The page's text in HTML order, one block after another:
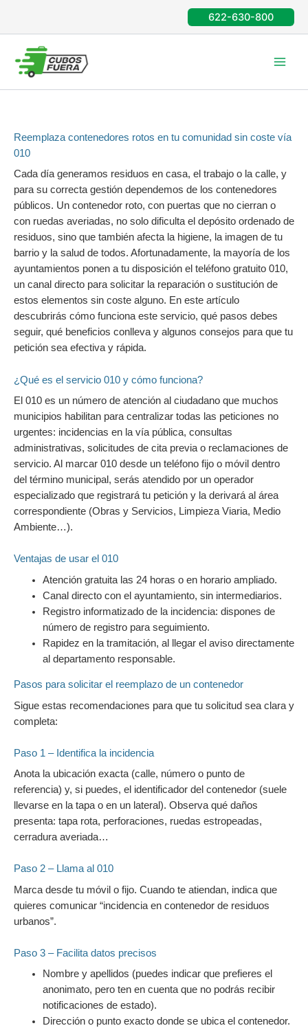
622-630-800
Reemplaza contenedores rotos en tu comunidad sin coste vía
010
Cada día generamos residuos en casa, el trabajo o la calle, y
para su correcta gestión dependemos de los contenedores
públicos. Un contenedor roto, con puertas que no cierran o
con ruedas averiadas, no solo dificulta el depósito ordenado de
residuos, sino que también afecta la higiene, la imagen de tu
barrio y la salud de todos. Afortunadamente, la mayoría de los
ayuntamientos ponen a tu disposición el teléfono gratuito 010,
un canal directo para solicitar la reparación o sustitución de
estos elementos sin coste alguno. En este artículo
descubrirás cómo funciona este servicio, qué pasos debes
seguir, qué beneficios conlleva y algunos consejos para que tu
petición sea efectiva y rápida.
¿Qué es el servicio 010 y cómo funciona?
El 010 es un número de atención al ciudadano que muchos
municipios habilitan para centralizar todas las peticiones no
urgentes: incidencias en la vía pública, consultas
administrativas, solicitudes de cita previa o reclamaciones de
servicio. Al marcar 010 desde un teléfono fijo o móvil dentro
del término municipal, serás atendido por un operador
especializado que registrará tu petición y la derivará al área
correspondiente (Obras y Servicios, Limpieza Viaria, Medio
Ambiente…).
Ventajas de usar el 010
Atención gratuita las 24 horas o en horario ampliado.
Canal directo con el ayuntamiento, sin intermediarios.
Registro informatizado de la incidencia: dispones de
número de registro para seguimiento.
Rapidez en la tramitación, al llegar el aviso directamente
al departamento responsable.
Pasos para solicitar el reemplazo de un contenedor
Sigue estas recomendaciones para que tu solicitud sea clara y
completa:
Paso 1 – Identifica la incidencia
Anota la ubicación exacta (calle, número o punto de
referencia) y, si puedes, el identificador del contenedor (suele
llevarse en la tapa o en un lateral). Observa qué daños
presenta: tapa rota, perforaciones, ruedas estropeadas,
cerradura averiada…
Paso 2 – Llama al 010
Marca desde tu móvil o fijo. Cuando te atiendan, indica que
quieres comunicar “incidencia en contenedor de residuos
urbanos”.
Paso 3 – Facilita datos precisos
Nombre y apellidos (puedes indicar que prefieres el
anonimato, pero ten en cuenta que no podrás recibir
notificaciones de estado).
Dirección o punto exacto donde se ubica el contenedor.